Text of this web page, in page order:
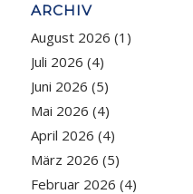
ARCHIV
August 2026 (1)
Juli 2026 (4)
Juni 2026 (5)
Mai 2026 (4)
April 2026 (4)
März 2026 (5)
Februar 2026 (4)